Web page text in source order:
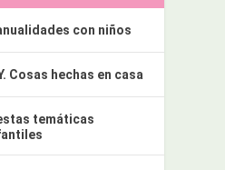
con niños
Cosas hechas en casa
temáticas